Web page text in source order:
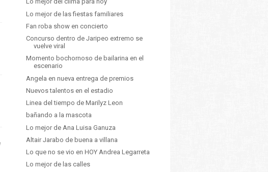
Lo mejor de las fiestas familiares
Fan roba show en concierto
Concurso dentro de Jaripeo extremo se
vuelve viral
Momento bochornoso de bailarina en el
escenario
Angela en nueva entrega de premios
Nuevos talentos en el estadio
Linea del tiempo de Marilyz Leon
bañando a la mascota
Lo mejor de Ana Luisa Ganuza
Altair Jarabo de buena a villana
Lo que no se vio en HOY Andrea Legarreta
Lo mejor de las calles